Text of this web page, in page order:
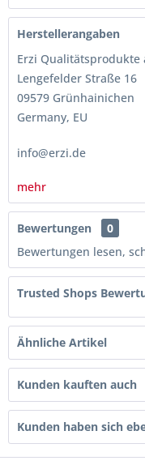
Herstellerangaben
Erzi Qualitätsprodukte
Lengefelder Straße 16
09579 Grünhainichen
Germany, EU
info@erzi.de
mehr
Bewertungen
0
Bewertungen lesen,
Trusted Shops
Ähnliche Artikel
Kunden kauften auch
Kunden haben sich